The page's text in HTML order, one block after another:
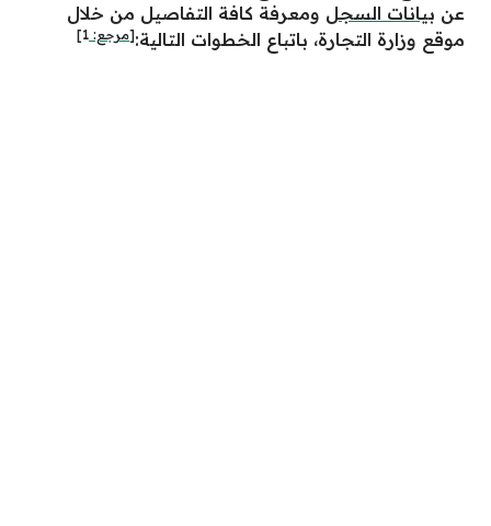
عن بيانات السجل ومعرفة كافة التفاصيل من خلال
موقع وزارة التجارة، باتباع الخطوات التالية:[مرجع: 1
]